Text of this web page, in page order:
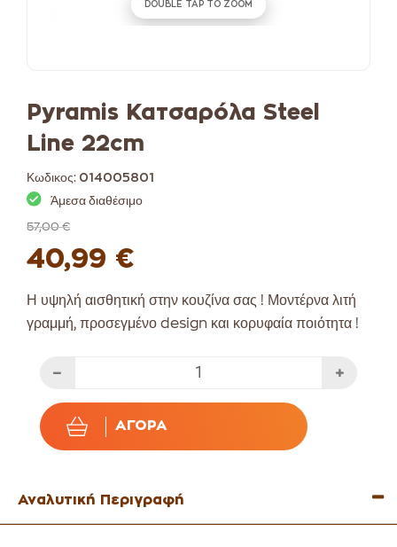
DOUBLE TAP TO ZOOM
Pyramis Κατσαρόλα Steel
Line 22cm
Κωδικος: 014005801
Άμεσα διαθέσιμο
57,00 €
40,99 €
Η υψηλή αισθητική στην κουζίνα σας ! Μοντέρνα λιτή
γραμμή, προσεγμένο design και κορυφαία ποιότητα !
ΑΓΟΡΆ
Αναλυτική Περιγραφή